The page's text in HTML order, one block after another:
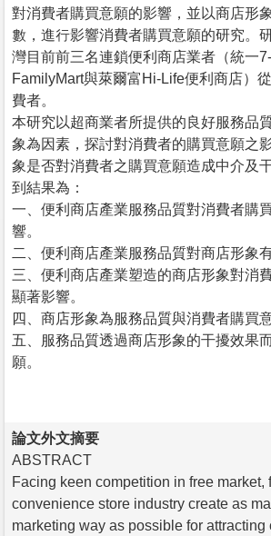
對消費者購買意願的影響，並以商店形
數，進行影響消費者購買意願的研究。
灣目前前三名連鎖便利商店業者（統一
FamilyMart與萊爾富Hi-Life便利商店）
費者。
本研究以超商業者所提供的良好服務品
象為因素，探討對消費者的購買意願之
象是否對消費者之購買意願造成中介及
到結果為：
一、便利商店產業服務品質對消費者購
響。
二、便利商店產業服務品質對商店形象
三、便利商店產業塑造的商店形象對消
顯著影響。
四、商店形象為服務品質與消費者購買
五、服務品質透過商店形象的干擾效果
願。
論文外文摘要
ABSTRACT
Facing keen competition in free market,
convenience store industry create as
marketing way as possible for attracting